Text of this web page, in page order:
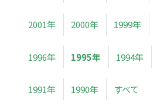
2001年 2000年 1999年
1996年 1995年 1994年
1991年 1990年 すべて